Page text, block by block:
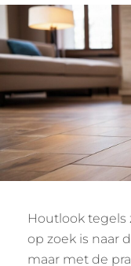
Houtlook tegels
op zoek is naar
maar met de